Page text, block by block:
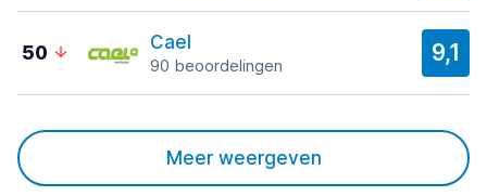
50 Cael
90 beoordelingen 9,1
Meer weergeven